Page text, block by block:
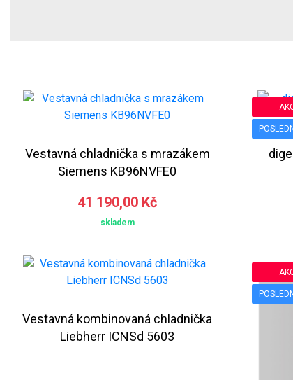
Vestavná chladnička s mrazákem
Siemens KB96NVFE0
41 190,00 Kč
skladem
Vestavná kombinovaná chladnička
Liebherr ICNSd 5603